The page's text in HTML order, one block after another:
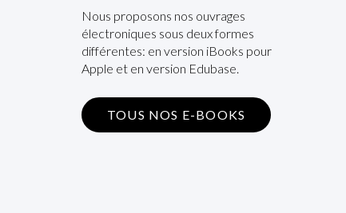
Nous proposons nos ouvrages
électroniques sous deux formes
différentes: en version iBooks pour
Apple et en version Edubase.
TOUS NOS E-BOOKS